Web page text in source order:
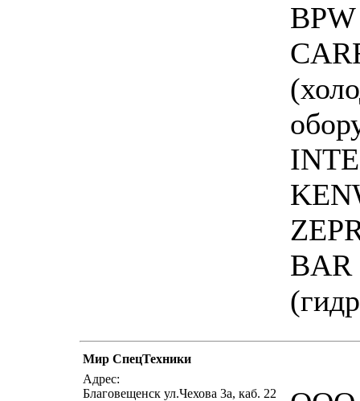
BAR
Мир СпецТехники
Адрес:
Благовещенск ул.Чехова 3а, каб. 22